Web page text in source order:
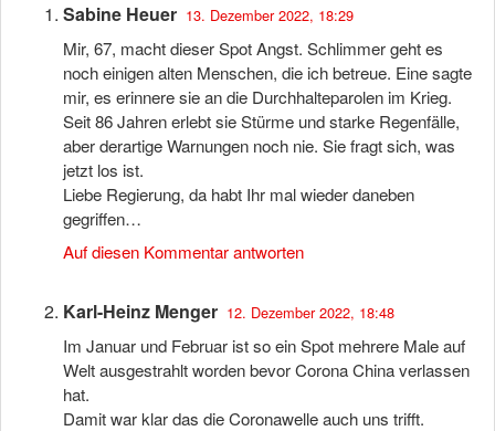
Sabine Heuer 13. Dezember 2022, 18:29
Mir, 67, macht dieser Spot Angst. Schlimmer geht es
noch einigen alten Menschen, die ich betreue. Eine sagte
mir, es erinnere sie an die Durchhalteparolen im Krieg.
Seit 86 Jahren erlebt sie Stürme und starke Regenfälle,
aber derartige Warnungen noch nie. Sie fragt sich, was
jetzt los ist.
Liebe Regierung, da habt Ihr mal wieder daneben
gegriffen…
Auf diesen Kommentar antworten
Karl-Heinz Menger 12. Dezember 2022, 18:48
Im Januar und Februar ist so ein Spot mehrere Male auf
Welt ausgestrahlt worden bevor Corona China verlassen
hat.
Damit war klar das die Coronawelle auch uns trifft.